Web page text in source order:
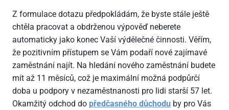
Z formulace dotazu předpokládám, že byste stále ještě
chtěla pracovat a obdrženou výpověď neberete
automaticky jako konec Vaší výdělečné činnosti. Věřím,
že pozitivním přístupem se Vám podaří nové zajímavé
zaměstnání najít. Na hledání nového zaměstnání budete
mít až 11 měsíců, což je maximální možná podpůrčí
doba u podpory v nezaměstnanosti pro lidi starší 57 let.
Okamžitý odchod do předčasného důchodu by pro Vás